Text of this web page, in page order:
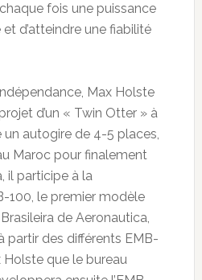
fois une puissance
d’atteindre une fiabilité
Max Holste
d’un « Twin Otter » à
un autogire de 4-5 places,
Maroc pour finalement
il participe à la
100, le premier modèle
de Aeronautica,
partir des différents EMB-
que le bureau